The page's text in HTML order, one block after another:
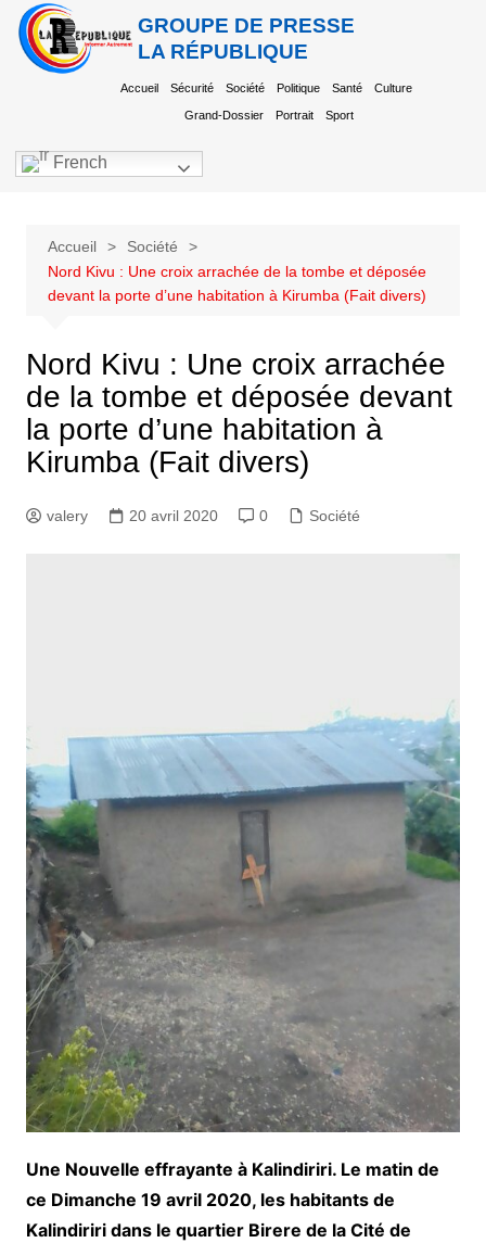
GROUPE DE PRESSE
LA RÉPUBLIQUE
Accueil Sécurité Société Politique Santé Culture
Grand-Dossier Portrait Sport
French
Accueil
Société
Nord Kivu : Une croix arrachée de la tombe et déposée
devant la porte d’une habitation à Kirumba (Fait divers)
Nord Kivu : Une croix arrachée
de la tombe et déposée devant
la porte d’une habitation à
Kirumba (Fait divers)
valery 20 avril 2020 0 Société
Une Nouvelle effrayante à Kalindiriri. Le matin de
ce Dimanche 19 avril 2020, les habitants de
Kalindiriri dans le quartier Birere de la Cité de